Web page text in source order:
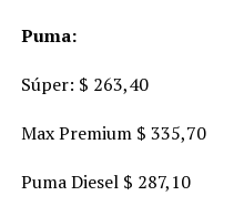
Puma:
Súper: $ 263,40
Max Premium $ 335,70
Puma Diesel $ 287,10